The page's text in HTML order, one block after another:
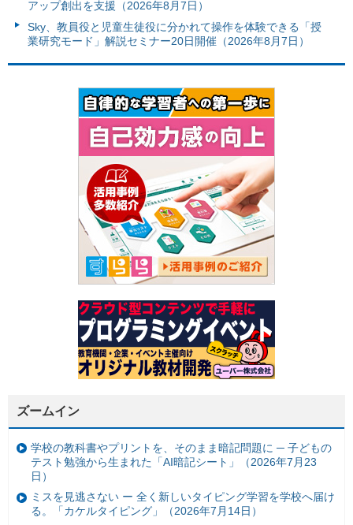
アップ創出を支援（2026年8月7日）
Sky、教員役と児童生徒役に分かれて操作を体験できる「授
業研究モード」解説セミナー20日開催（2026年8月7日）
ズームイン
学校の教科書やプリントを、そのまま暗記問題に ─ 子どもの
テスト勉強から生まれた「AI暗記シート」（2026年7月23
日）
ミスを見逃さない ー 全く新しいタイピング学習を学校へ届け
る。「カケルタイピング」（2026年7月14日）